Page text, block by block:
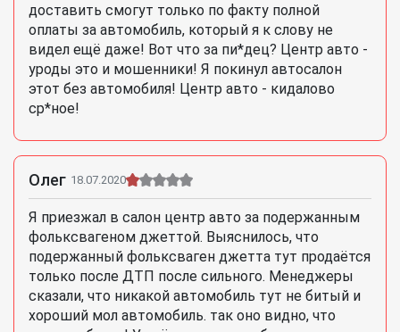
доставить смогут только по факту полной
оплаты за автомобиль, который я к слову не
видел ещё даже! Вот что за пи*дец? Центр авто -
уроды это и мошенники! Я покинул автосалон
этот без автомобиля! Центр авто - кидалово
ср*ное!
Олег 18.07.2020
Я приезжал в салон центр авто за подержанным
фольксвагеном джеттой. Выяснилось, что
подержанный фольксваген джетта тут продаётся
только после ДТП после сильного. Менеджеры
сказали, что никакой автомобиль тут не битый и
хороший мол автомобиль. так оно видно, что